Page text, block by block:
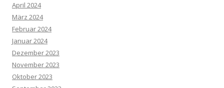
April 2024
März 2024
Februar 2024
Januar 2024
Dezember 2023
November 2023
Oktober 2023